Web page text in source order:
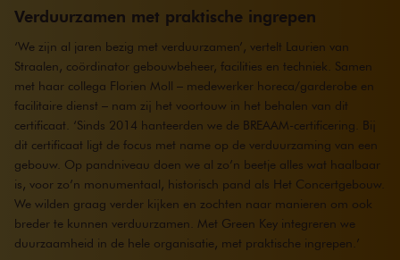
Verduurzamen met praktische ingrepen
‘We zijn al jaren bezig met verduurzamen’, vertelt Laurien van
Straalen, coördinator gebouwbeheer, facilities en techniek. Samen
met haar collega Florien Moll – medewerker horeca/garderobe en
facilitaire dienst – nam zij het voortouw in het behalen van dit
certificaat. ‘Sinds 2014 hanteerden we de BREAAM-certificering. Bij
dit certificaat ligt de focus met name op de verduurzaming van een
gebouw. Op pandniveau doen we al zo’n beetje alles wat haalbaar
is, voor zo’n monumentaal, historisch pand als Het Concertgebouw.
We wilden graag verder kijken en zochten naar manieren om ook
breder te kunnen verduurzamen. Met Green Key integreren we
duurzaamheid in de hele organisatie, met praktische ingrepen.’